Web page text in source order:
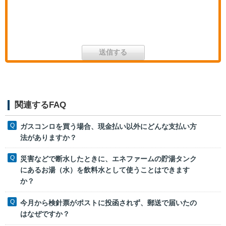
関連するFAQ
ガスコンロを買う場合、現金払い以外にどんな支払い方
法がありますか？
災害などで断水したときに、エネファームの貯湯タンク
にあるお湯（水）を飲料水として使うことはできます
か？
今月から検針票がポストに投函されず、郵送で届いたの
はなぜですか？